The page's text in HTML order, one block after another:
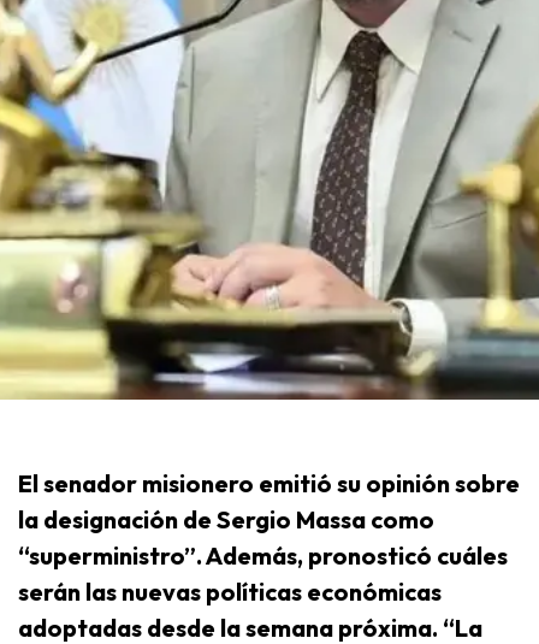
El senador misionero emitió su opinión sobre
la designación de Sergio Massa como
“superministro”. Además, pronosticó cuáles
serán las nuevas políticas económicas
adoptadas desde la semana próxima. “La